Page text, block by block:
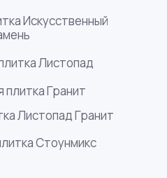
Искусственный
Листопад
плитка Гранит
Листопад Гранит
Стоунмикс